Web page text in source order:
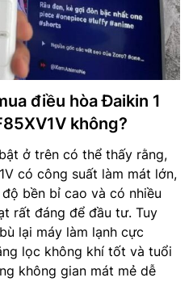
điều hòa Đaikin 1
không?
ở trên có thể thấy rằng,
có công suất làm mát lớn,
bền bỉ cao và có nhiều
rất đáng để đầu tư. Tuy
lại máy làm lạnh cực
lọc không khí tốt và tuổi
không gian mát mẻ dễ